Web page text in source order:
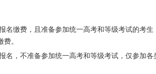
缴费，且准备参加统一高考和等级考试的考生
。
，不准备参加统一高考和等级考试，仅参加各